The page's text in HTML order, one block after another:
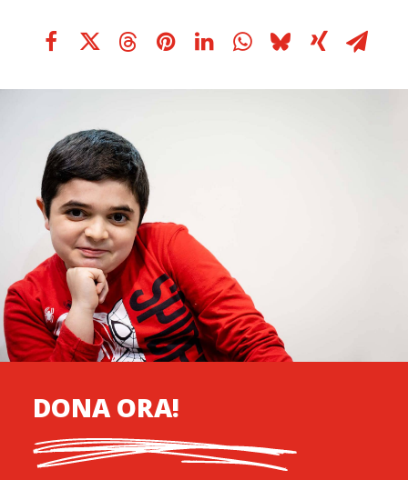
DONA ORA!